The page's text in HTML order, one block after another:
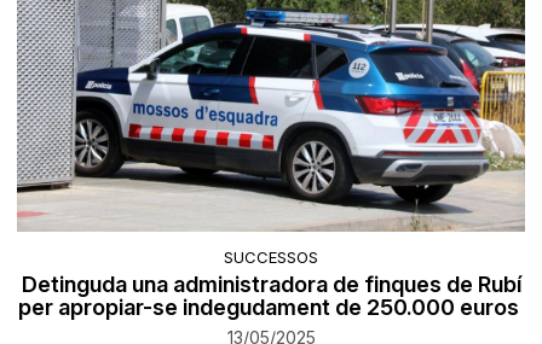
SUCCESSOS
Detinguda una administradora de finques de Rubí
per apropiar-se indegudament de 250.000 euros
13/05/2025